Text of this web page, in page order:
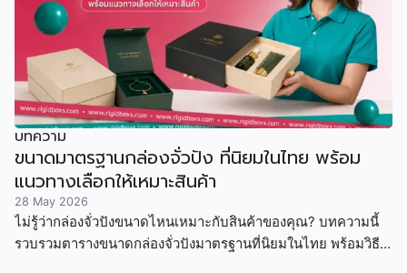
บทความ
ขนาดมาตรฐานกล่องจั่วปัง ที่นิยมในไทย พร้อม
แนวทางเลือกให้เหมาะสินค้า
28 May 2026
ไม่รู้ว่ากล่องจั่วปังขนาดไหนเหมาะกับสินค้าของคุณ? บทความนี้
รวบรวมตารางขนาดกล่องจั่วปังมาตรฐานที่นิยมในไทย พร้อมวิธี